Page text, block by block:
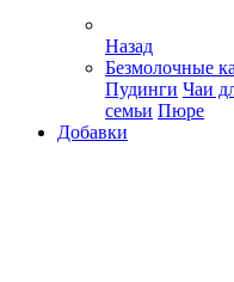
Назад
Безмолочные
Пудинги Чаи
семьи Пюре
Добавки